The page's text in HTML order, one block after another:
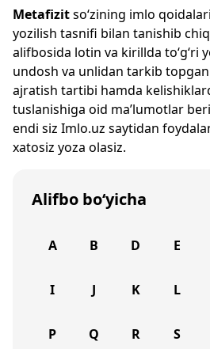
Metafizitso‘zining imlo
yozilish tasnifi bilan tanishib
alifbosida lotin va kirillda to‘g‘ri
undosh va unlidan tarkib topgani
ajratish tartibi hamda
tuslanishiga oid ma’lumotlar
endi siz Imlo.uz saytidan
xatosiz yoza olasiz.
Alifbo bo‘yicha
A B D E
I J K L
P Q R S